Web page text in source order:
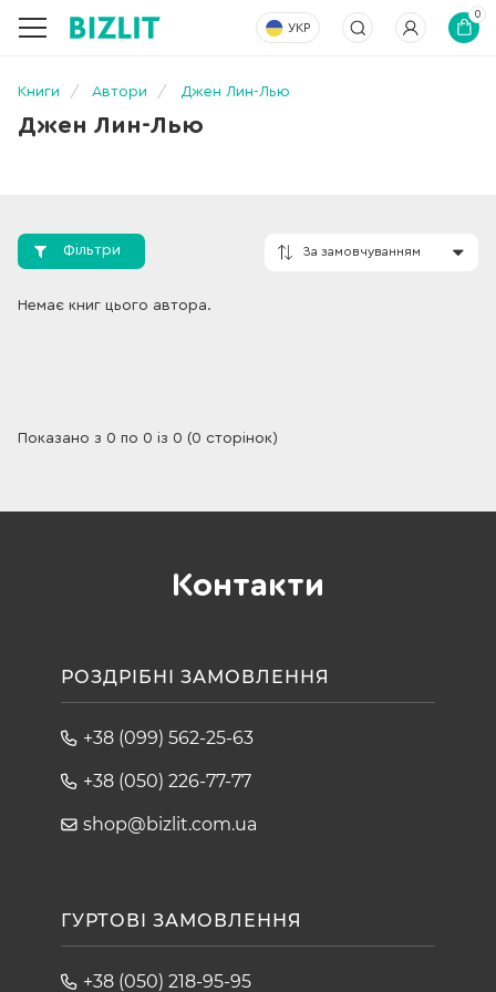
УКР
0
Книги Автори Джен Лин-Лью
Джен Лин-Лью
Фільтри
Немає книг цього автора.
Показано з 0 по 0 із 0 (0 сторінок)
Контакти
РОЗДРІБНІ ЗАМОВЛЕННЯ
+38 (099) 562-25-63
+38 (050) 226-77-77
shop@bizlit.com.ua
ГУРТОВІ ЗАМОВЛЕННЯ
+38 (050) 218-95-95